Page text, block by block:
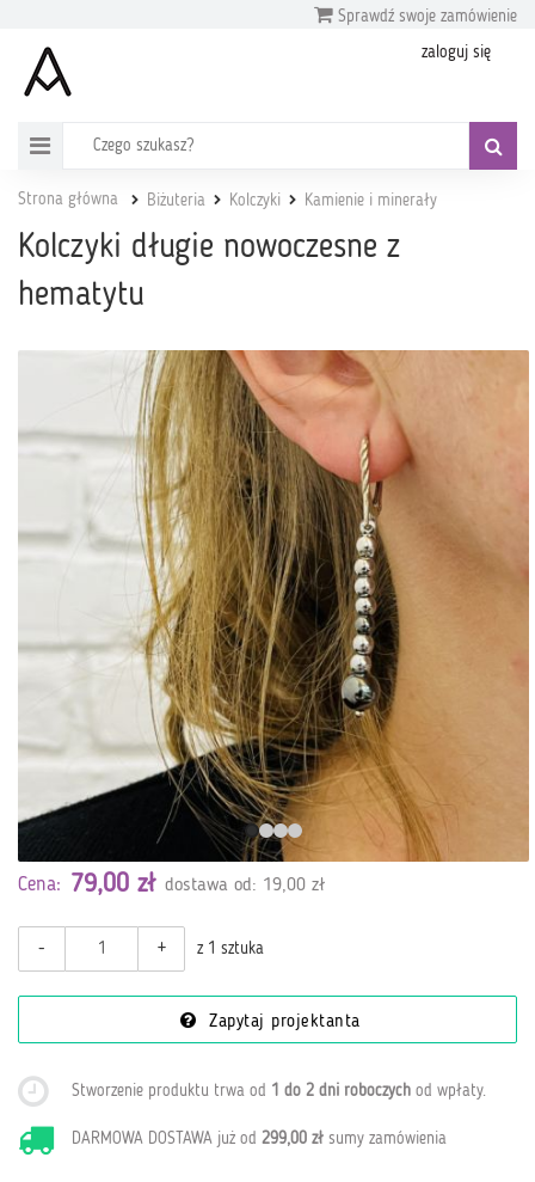
Sprawdź swoje zamówienie
zaloguj się
Strona główna Biżuteria Kolczyki Kamienie i minerały
Kolczyki długie nowoczesne z
hematytu
Cena: 79,00 zł dostawa od: 19,00 zł
- + z 1 sztuka
Zapytaj projektanta
Stworzenie produktu trwa od 1 do 2 dni roboczych od wpłaty.
DARMOWA DOSTAWA już od299,00 zł sumy zamówienia